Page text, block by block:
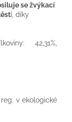
se žvýkací
í, díky
42,31%,
v ekologické